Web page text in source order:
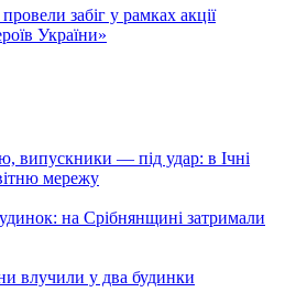
забіг у рамках акції
України»
випускники — під удар: в Ічні
мережу
на Срібнянщині затримали
влучили у два будинки